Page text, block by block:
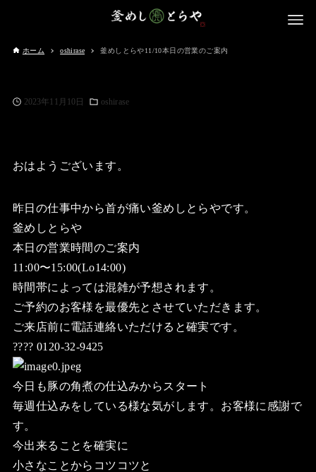
ホーム oshirase 釜めしとらや11/10本日の営業のご案内
2023年11月10日 oshirase
おはようございます。
昨日の仕事中から首が痛い釜めしとらやです。
釜めしとらや
本日の営業時間のご案内
11:00〜15:00(Lo14:00)
時間帯によっては混雑が予想されます。
ご予約のお客様を最優先とさせていただきます。
ご来店前に電話連絡いただけると確実です。
???? 0120-32-9425
今日も豚の角煮の仕込みからスタート
毎週仕込みをしている様な気がします。お客様に感謝で
す。
今出来ることを確実に
小さなことからコツコツと